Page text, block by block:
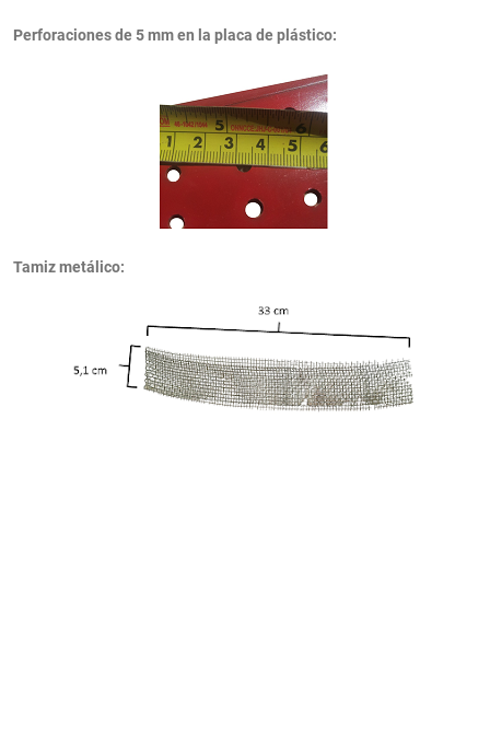
Perforaciones de 5 mm en la placa de plástico:
Tamiz metálico: